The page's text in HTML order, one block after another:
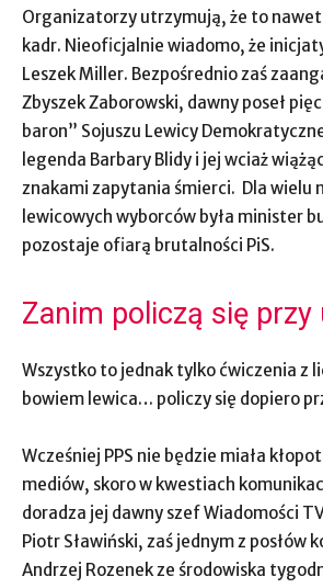
Organizatorzy utrzymują, że to
kadr. Nieoficjalnie wiadomo, że
Leszek Miller. Bezpośrednio zaś
Zbyszek Zaborowski, dawny poseł
baron” Sojuszu Lewicy
legenda Barbary Blidy i jej wciaż
znakami zapytania śmierci. Dla wielu
lewicowych wyborców była minister
pozostaje ofiarą brutalności PiS.
Zanim policzą się
Wszystko to jednak tylko ćwiczenia z
bowiem lewica… policzy się dopiero
Wcześniej PPS nie będzie miała
mediów, skoro w kwestiach
doradza jej dawny szef Wiadomości
Piotr Sławiński, zaś jednym z posłów
Andrzej Rozenek ze środowiska